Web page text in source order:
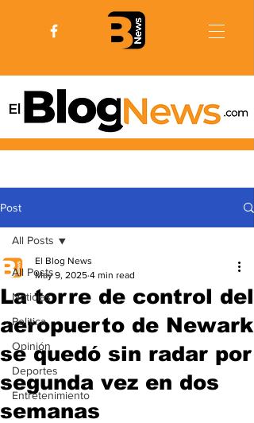
Post
All Posts
Noticias
Politica
Opinión
Deportes
Entretenimiento
All Posts
La torre de control del
aeropuerto de Newark
se quedó sin radar por
segunda vez en dos
semanas
El Blog News
May 9, 2025 4 min read